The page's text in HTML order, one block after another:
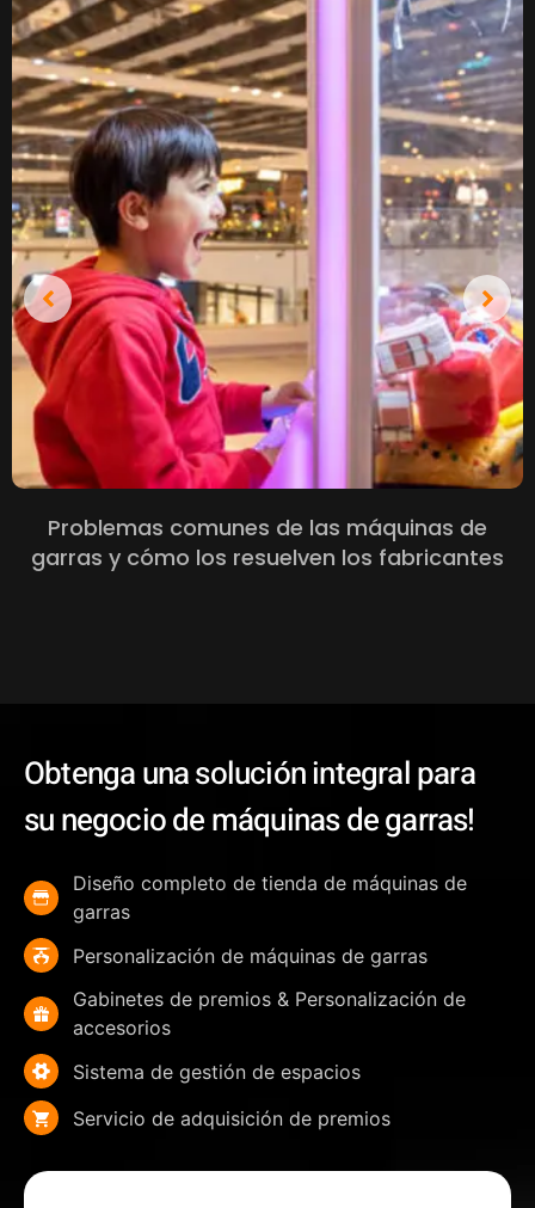
Problemas comunes de las máquinas de
garras y cómo los resuelven los fabricantes
Obtenga una solución integral para
su negocio de máquinas de garras!
Diseño completo de tienda de máquinas de
garras
Personalización de máquinas de garras
Gabinetes de premios & Personalización de
accesorios
Sistema de gestión de espacios
Servicio de adquisición de premios